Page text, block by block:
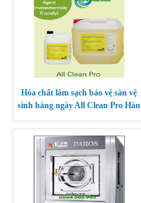
Hóa chất làm sạch bảo vệ sàn vệ
sinh hàng ngày All Clean Pro Hàn